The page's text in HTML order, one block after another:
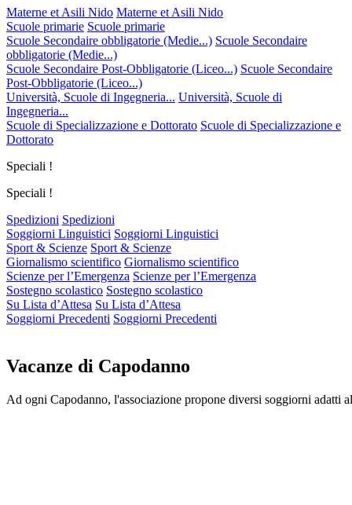
Materne et Asili Nido Materne et Asili Nido
Scuole primarie Scuole primarie
Scuole Secondaire obbligatorie (Medie...) Scuole Secondaire
obbligatorie (Medie...)
Scuole Secondaire Post-Obbligatorie (Liceo...) Scuole Secondaire
Post-Obbligatorie (Liceo...)
Università, Scuole di Ingegneria... Università, Scuole di
Ingegneria...
Scuole di Specializzazione e Dottorato Scuole di Specializzazione e
Dottorato
Speciali !
Speciali !
Spedizioni Spedizioni
Soggiorni Linguistici Soggiorni Linguistici
Sport & Scienze Sport & Scienze
Giornalismo scientifico Giornalismo scientifico
Scienze per l’Emergenza Scienze per l’Emergenza
Sostegno scolastico Sostegno scolastico
Su Lista d’Attesa Su Lista d’Attesa
Soggiorni Precedenti Soggiorni Precedenti
Vacanze di Capodanno
Ad ogni Capodanno, l'associazione propone diversi soggiorni adatti